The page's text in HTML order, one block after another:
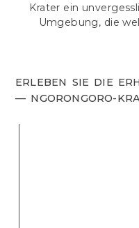
Krater ein
Umgebung, die
ERLEBEN SIE DIE
— NGORONGORO-